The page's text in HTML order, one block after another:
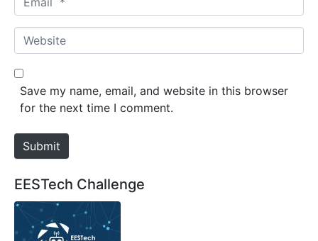
*
m
a
*
W
e
b
e
Save my name, email, and website in this browser
for the next time I comment.
Submit
EESTech Challenge